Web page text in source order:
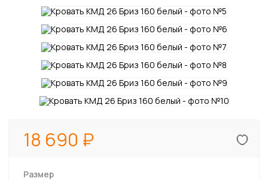
18 690
Размер